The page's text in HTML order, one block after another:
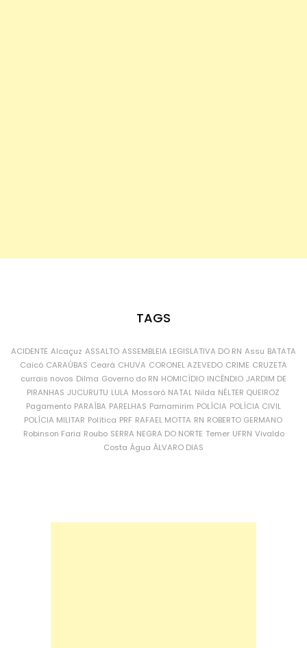
TAGS
ACIDENTE Alcaçuz ASSALTO ASSEMBLEIA LEGISLATIVA DO RN Assu BATATA
Caicó CARAÚBAS Ceará CHUVA CORONEL AZEVEDO CRIME CRUZETA
currais novos Dilma Governo do RN HOMICÍDIO INCÊNDIO JARDIM DE
PIRANHAS JUCURUTU LULA Mossoró NATAL Nilda NÉLTER QUEIROZ
Pagamento PARAÍBA PARELHAS Parnamirim POLÍCIA POLÍCIA CIVIL
POLÍCIA MILITAR Política PRF RAFAEL MOTTA RN ROBERTO GERMANO
Robinson Faria Roubo SERRA NEGRA DO NORTE Temer UFRN Vivaldo
Costa Água ÁLVARO DIAS